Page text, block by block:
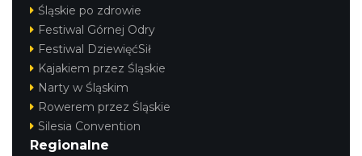
Śląskie po zdrowie
Festiwal Górnej Odry
Festiwal DziewięćSił
Kajakiem przez Śląskie
Narty w Śląskim
Rowerem przez Śląskie
Silesia Convention
Regionalne